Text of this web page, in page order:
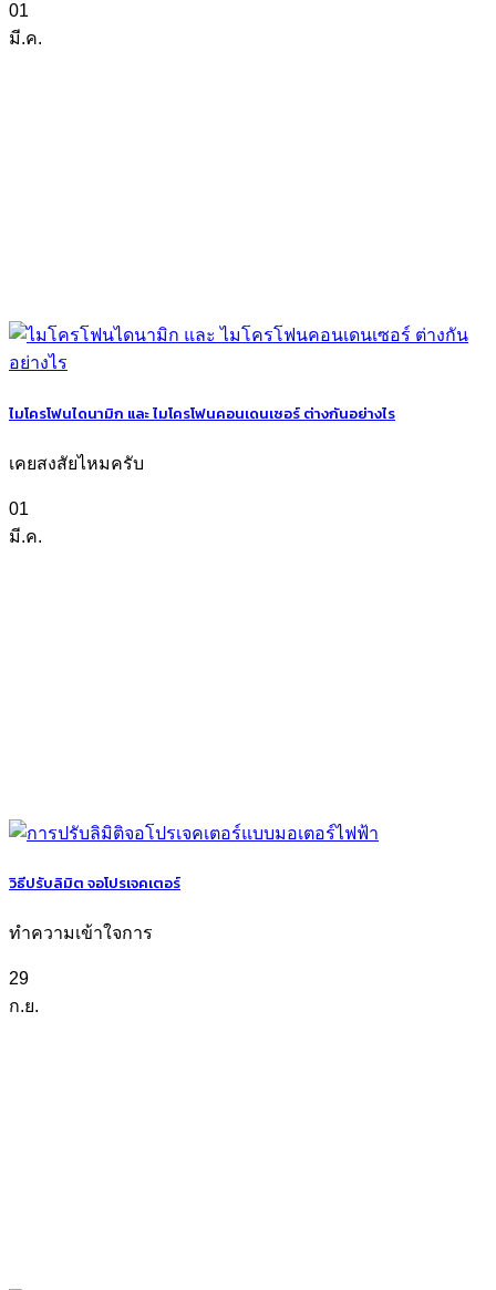
01
มี.ค.
ไมโครโฟนไดนามิก และ ไมโครโฟนคอนเดนเซอร์ ต่างกันอย่างไร
เคยสงสัยไหมครับ
01
มี.ค.
วิธีปรับลิมิต จอโปรเจคเตอร์
ทำความเข้าใจการ
29
ก.ย.